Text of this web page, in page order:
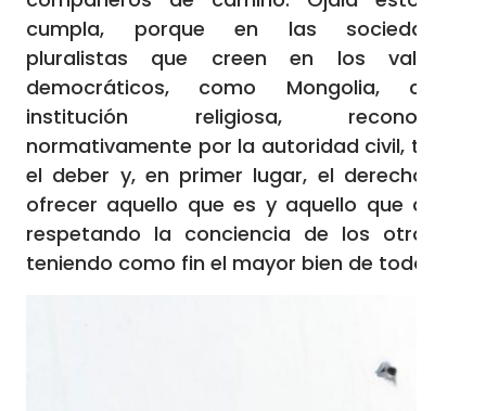
cumpla, porque en las sociedades
pluralistas que creen en los valores
democráticos, como Mongolia, cada
institución religiosa, reconocida
normativamente por la autoridad civil, tiene
el deber y, en primer lugar, el derecho de
ofrecer aquello que es y aquello que cree,
respetando la conciencia de los otros y
teniendo como fin el mayor bien de todos.